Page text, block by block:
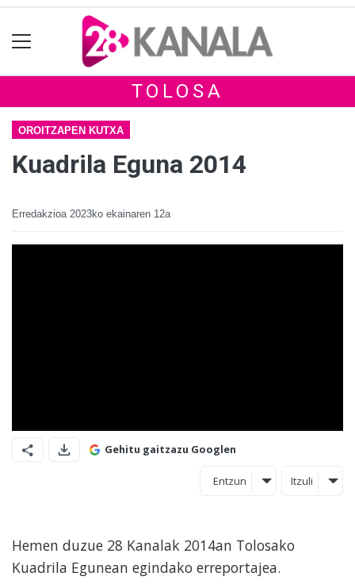
TOLOSA
OROITZAPEN KUTXA
Kuadrila Eguna 2014
Erredakzioa 2023ko ekainaren 12a
Gehitu gaitzazu Googlen
Entzun Itzuli
Hemen duzue 28 Kanalak 2014an Tolosako
Kuadrila Egunean egindako erreportajea.